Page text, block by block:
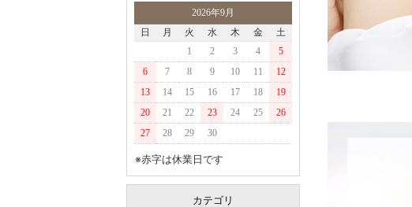
2026年9月
日
月 火 水 木 金
土
1
2 3 4
5
6
7 8 9 10 11
12
13
14 15 16 17 18
19
20
21 22 23 24 25
26
27
28 29 30
※赤字は休業日です
カテゴリ